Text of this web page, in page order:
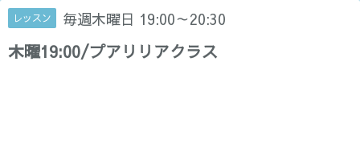
レッスン 毎週木曜日 19:00～20:30
木曜19:00/プアリリアクラス